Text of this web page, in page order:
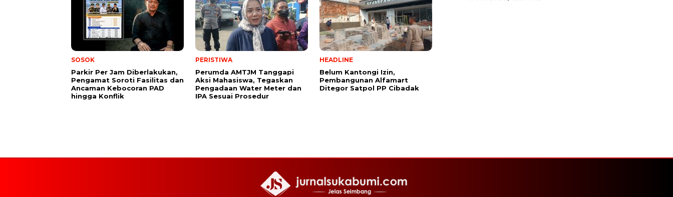
SOSOK
Parkir Per Jam Diberlakukan,
Pengamat Soroti Fasilitas dan
Ancaman Kebocoran PAD
hingga Konflik
PERISTIWA
Perumda AMTJM Tanggapi
Aksi Mahasiswa, Tegaskan
Pengadaan Water Meter dan
IPA Sesuai Prosedur
HEADLINE
Belum Kantongi Izin,
Pembangunan Alfamart
Ditegor Satpol PP Cibadak